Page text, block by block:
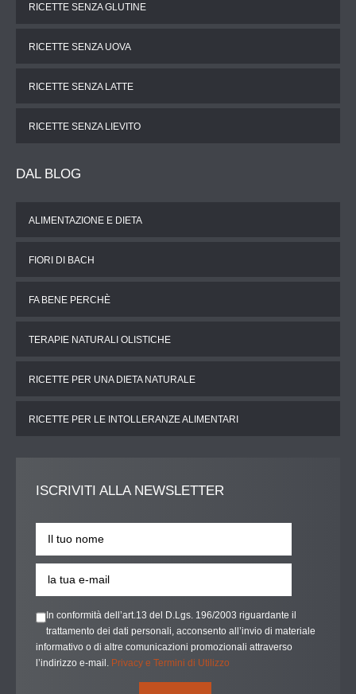
RICETTE SENZA GLUTINE
RICETTE SENZA UOVA
RICETTE SENZA LATTE
RICETTE SENZA LIEVITO
DAL BLOG
ALIMENTAZIONE E DIETA
FIORI DI BACH
FA BENE PERCHÈ
TERAPIE NATURALI OLISTICHE
RICETTE PER UNA DIETA NATURALE
RICETTE PER LE INTOLLERANZE ALIMENTARI
ISCRIVITI ALLA NEWSLETTER
In conformità dell’art.13 del D.Lgs. 196/2003 riguardante il
trattamento dei dati personali, acconsento all’invio di materiale
informativo o di altre comunicazioni promozionali attraverso
l’indirizzo e-mail. Privacy e Termini di Utilizzo